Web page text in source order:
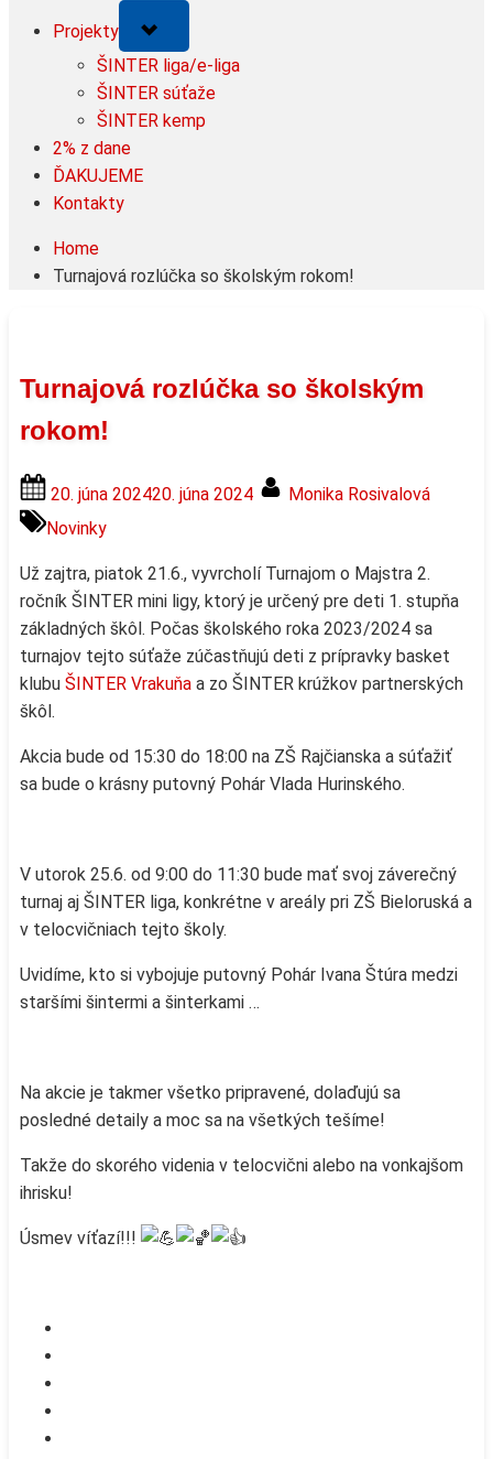
Projekty
sub-
menu
ŠINTER liga/e-liga
ŠINTER súťaže
ŠINTER kemp
2% z dane
ĎAKUJEME
Kontakty
Home
Turnajová rozlúčka so školským rokom!
Turnajová rozlúčka so školským
rokom!
Posted
20. júna 202420. júna 2024 By
Monika Rosivalová
Novinky
Už zajtra, piatok 21.6., vyvrcholí Turnajom o Majstra 2.
ročník ŠINTER mini ligy, ktorý je určený pre deti 1. stupňa
základných škôl. Počas školského roka 2023/2024 sa
turnajov tejto súťaže zúčastňujú deti z prípravky basket
klubu ŠINTER Vrakuňa a zo ŠINTER krúžkov partnerských
škôl.
Akcia bude od 15:30 do 18:00 na ZŠ Rajčianska a súťažiť
sa bude o krásny putovný Pohár Vlada Hurinského.
V utorok 25.6. od 9:00 do 11:30 bude mať svoj záverečný
turnaj aj ŠINTER liga, konkrétne v areály pri ZŠ Bieloruská a
v telocvičniach tejto školy.
Uvidíme, kto si vybojuje putovný Pohár Ivana Štúra medzi
staršími šintermi a šinterkami …
Na akcie je takmer všetko pripravené, dolaďujú sa
posledné detaily a moc sa na všetkých tešíme!
Takže do skorého videnia v telocvični alebo na vonkajšom
ihrisku!
Úsmev víťazí!!!